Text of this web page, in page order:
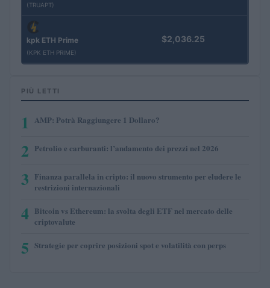
(TRUAPT)
kpk ETH Prime
(KPK ETH PRIME)
$2,036.25
PIÙ LETTI
1 AMP: Potrà Raggiungere 1 Dollaro?
2 Petrolio e carburanti: l’andamento dei prezzi nel 2026
3 Finanza parallela in cripto: il nuovo strumento per eludere le
restrizioni internazionali
4 Bitcoin vs Ethereum: la svolta degli ETF nel mercato delle
criptovalute
5 Strategie per coprire posizioni spot e volatilità con perps